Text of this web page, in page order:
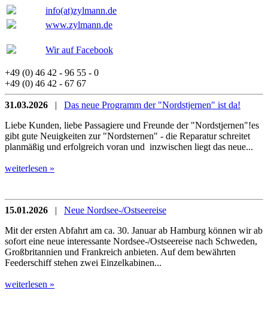
info(at)zylmann.de
www.zylmann.de
Wir auf Facebook
+49 (0) 46 42 - 96 55 - 0
+49 (0) 46 42 - 67 67
31.03.2026 | Das neue Programm der "Nordstjernen" ist da!
Liebe Kunden, liebe Passagiere und Freunde der "Nordstjernen"!es
gibt gute Neuigkeiten zur "Nordsternen" - die Reparatur schreitet
planmäßig und erfolgreich voran und inzwischen liegt das neue...
weiterlesen »
15.01.2026 | Neue Nordsee-/Ostseereise
Mit der ersten Abfahrt am ca. 30. Januar ab Hamburg können wir ab
sofort eine neue interessante Nordsee-/Ostseereise nach Schweden,
Großbritannien und Frankreich anbieten. Auf dem bewährten
Feederschiff stehen zwei Einzelkabinen...
weiterlesen »